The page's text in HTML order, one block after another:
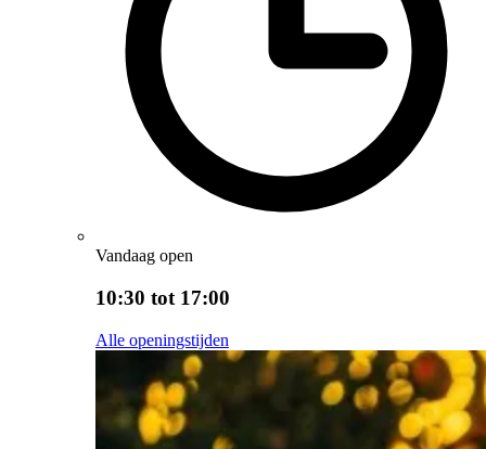
Vandaag open
10:30 tot 17:00
Alle openingstijden